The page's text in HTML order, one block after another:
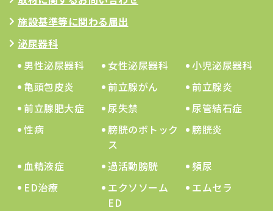
施設基準等に関わる届出
泌尿器科
男性泌尿器科
女性泌尿器科
小児泌尿器科
亀頭包皮炎
前立腺がん
前立腺炎
前立腺肥大症
尿失禁
尿管結石症
性病
膀胱のボトック
ス
膀胱炎
血精液症 過活動膀胱
頻尿
ED治療
エクソソーム
ED
エムセラ